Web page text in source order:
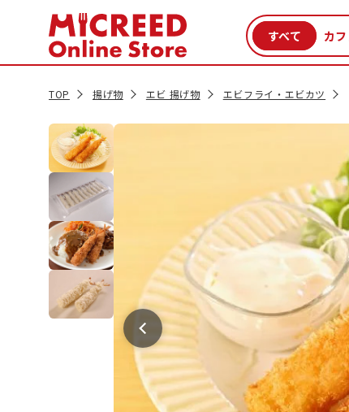
TOP 揚げ物 エビ 揚げ物 エビフライ・エビカツ